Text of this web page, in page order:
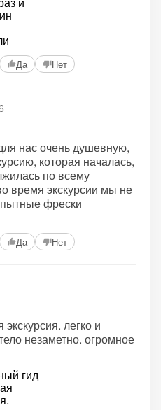
Да Нет
нас очень душевную,
которая началась,
по всему
время экскурсии мы не
фрески
Да Нет
легко и
незаметно. огромное